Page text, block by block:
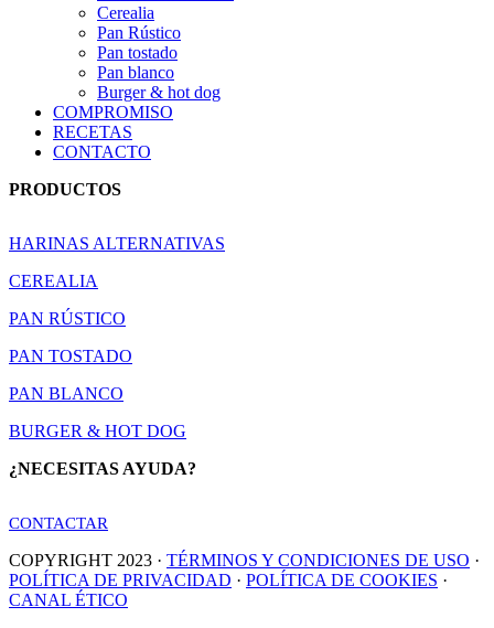
Cerealia
Pan Rústico
Pan tostado
Pan blanco
Burger & hot dog
COMPROMISO
RECETAS
CONTACTO
PRODUCTOS
HARINAS ALTERNATIVAS
CEREALIA
PAN RÚSTICO
PAN TOSTADO
PAN BLANCO
BURGER & HOT DOG
¿NECESITAS AYUDA?
CONTACTAR
COPYRIGHT 2023 · TÉRMINOS Y CONDICIONES DE USO ·
POLÍTICA DE PRIVACIDAD · POLÍTICA DE COOKIES ·
CANAL ÉTICO